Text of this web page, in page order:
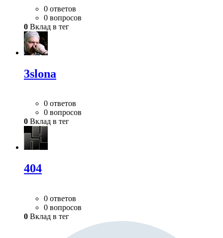
0 ответов
0 вопросов
0 Вклад в тег
3slona
0 ответов
0 вопросов
0 Вклад в тег
404
0 ответов
0 вопросов
0 Вклад в тег